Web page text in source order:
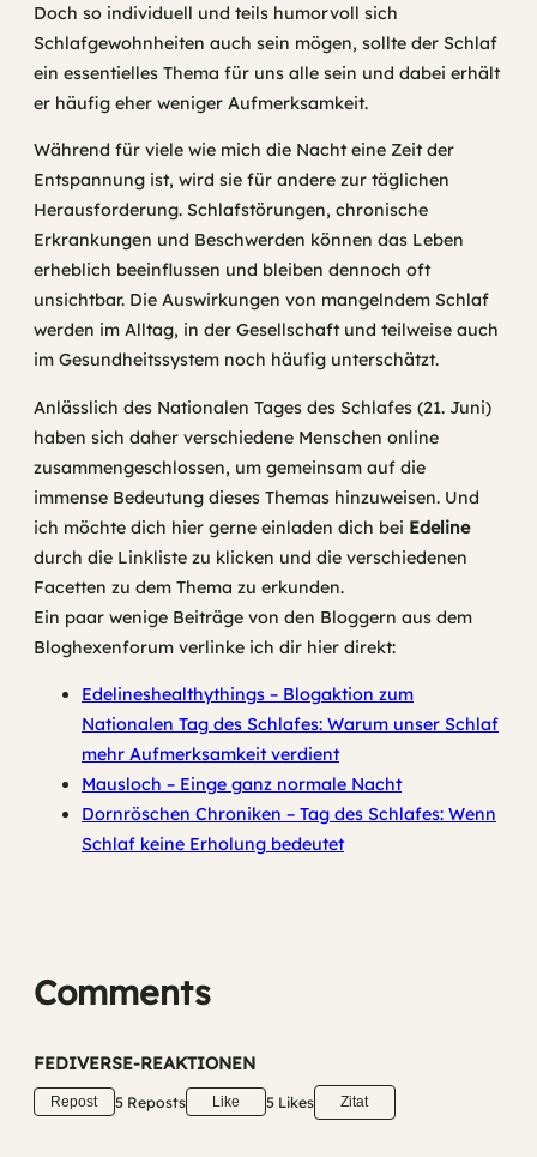
Doch so individuell und teils humorvoll sich
Schlafgewohnheiten auch sein mögen, sollte der Schlaf
ein essentielles Thema für uns alle sein und dabei erhält
er häufig eher weniger Aufmerksamkeit.
Während für viele wie mich die Nacht eine Zeit der
Entspannung ist, wird sie für andere zur täglichen
Herausforderung. Schlafstörungen, chronische
Erkrankungen und Beschwerden können das Leben
erheblich beeinflussen und bleiben dennoch oft
unsichtbar. Die Auswirkungen von mangelndem Schlaf
werden im Alltag, in der Gesellschaft und teilweise auch
im Gesundheitssystem noch häufig unterschätzt.
Anlässlich des Nationalen Tages des Schlafes (21. Juni)
haben sich daher verschiedene Menschen online
zusammengeschlossen, um gemeinsam auf die
immense Bedeutung dieses Themas hinzuweisen. Und
ich möchte dich hier gerne einladen dich bei Edeline
durch die Linkliste zu klicken und die verschiedenen
Facetten zu dem Thema zu erkunden.
Ein paar wenige Beiträge von den Bloggern aus dem
Bloghexenforum verlinke ich dir hier direkt:
Edelineshealthythings – Blogaktion zum
Nationalen Tag des Schlafes: Warum unser Schlaf
mehr Aufmerksamkeit verdient
Mausloch – Einge ganz normale Nacht
Dornröschen Chroniken – Tag des Schlafes: Wenn
Schlaf keine Erholung bedeutet
Comments
FEDIVERSE-REAKTIONEN
Repost 5 Reposts Like 5 Likes Zitat